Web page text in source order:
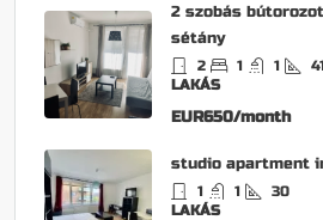
2 szobás
sétány
2 1 1
41
LAKÁS
EUR650/month
studio apartment
1 1
30
LAKÁS